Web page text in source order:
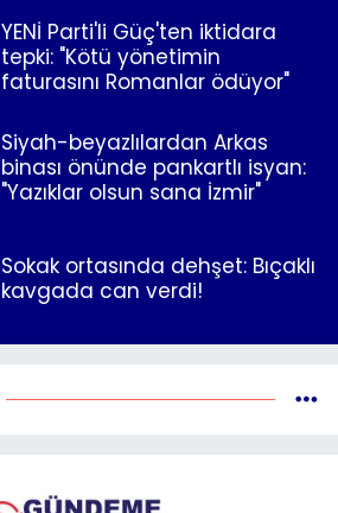
YENİ Parti'li Güç'ten iktidara
tepki: "Kötü yönetimin
faturasını Romanlar ödüyor"
Siyah-beyazlılardan Arkas
binası önünde pankartlı isyan:
"Yazıklar olsun sana İzmir"
Sokak ortasında dehşet: Bıçaklı
kavgada can verdi!